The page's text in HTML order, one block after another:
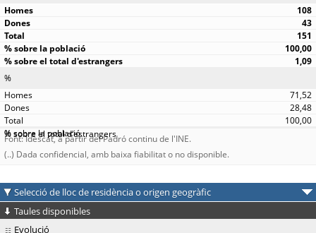
108
43
151
100,00
1,09
%
71,52
28,48
100,00
Font: Idescat, a partir del Padró continu de l'INE.
(..) Dada confidencial, amb baixa fiabilitat o no disponible.
Selecció de lloc de residència o origen geogràfic
Taules disponibles
Evolució